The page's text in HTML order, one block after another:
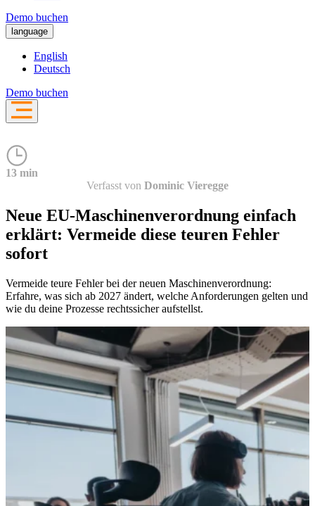
Demo buchen
language
English
Deutsch
Demo buchen
13 min
Verfasst von Dominic Vieregge
Neue EU-Maschinenverordnung einfach
erklärt: Vermeide diese teuren Fehler
sofort
Vermeide teure Fehler bei der neuen Maschinenverordnung:
Erfahre, was sich ab 2027 ändert, welche Anforderungen gelten und
wie du deine Prozesse rechtssicher aufstellst.